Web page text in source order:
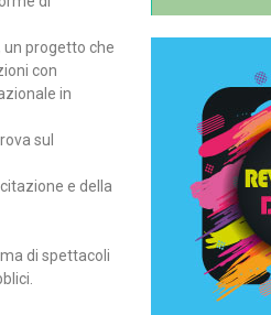
un progetto che
con
in
sul
e della
di spettacoli